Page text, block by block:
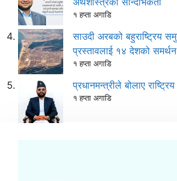
१ हप्ता अगाडि
साउदी अरबको बहुराष्ट्रिय
प्रस्तावलाई १४ देशको समर्थन
१ हप्ता अगाडि
प्रधानमन्त्रीले बोलाए
१ हप्ता अगाडि